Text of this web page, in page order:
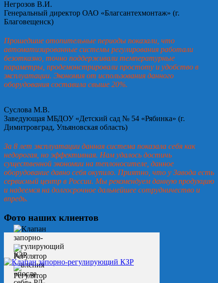
Негрозов В.И.
Генеральный директор ОАО «Благсантехмонтаж» (г.
Благовещенск)
Прошедшие отопительные периоды показали, что
автоматизированные системы регулирования работали
безотказно, точно поддерживали температурные
параметры, продемонстрировали простоту и удобство в
эксплуатации. Экономия от использования данного
оборудования составила свыше 20%.
Суслова М.В.
Заведующая МБДОУ «Детский сад № 54 «Рябинка» (г.
Димитровград, Ульяновская область)
За 8 лет эксплуатации данная система показала себя как
недорогая, но эффективная. Нам удалось достичь
существенной экономии на теплоносителе, данное
оборудование давно себя окупило. Приятно, что у Завода есть
сервисный центр в России. Мы рекомендуем данную продукцию
и надеемся на долгосрочное дальнейшее сотрудничество и
впредь.
Фото наших клиентов